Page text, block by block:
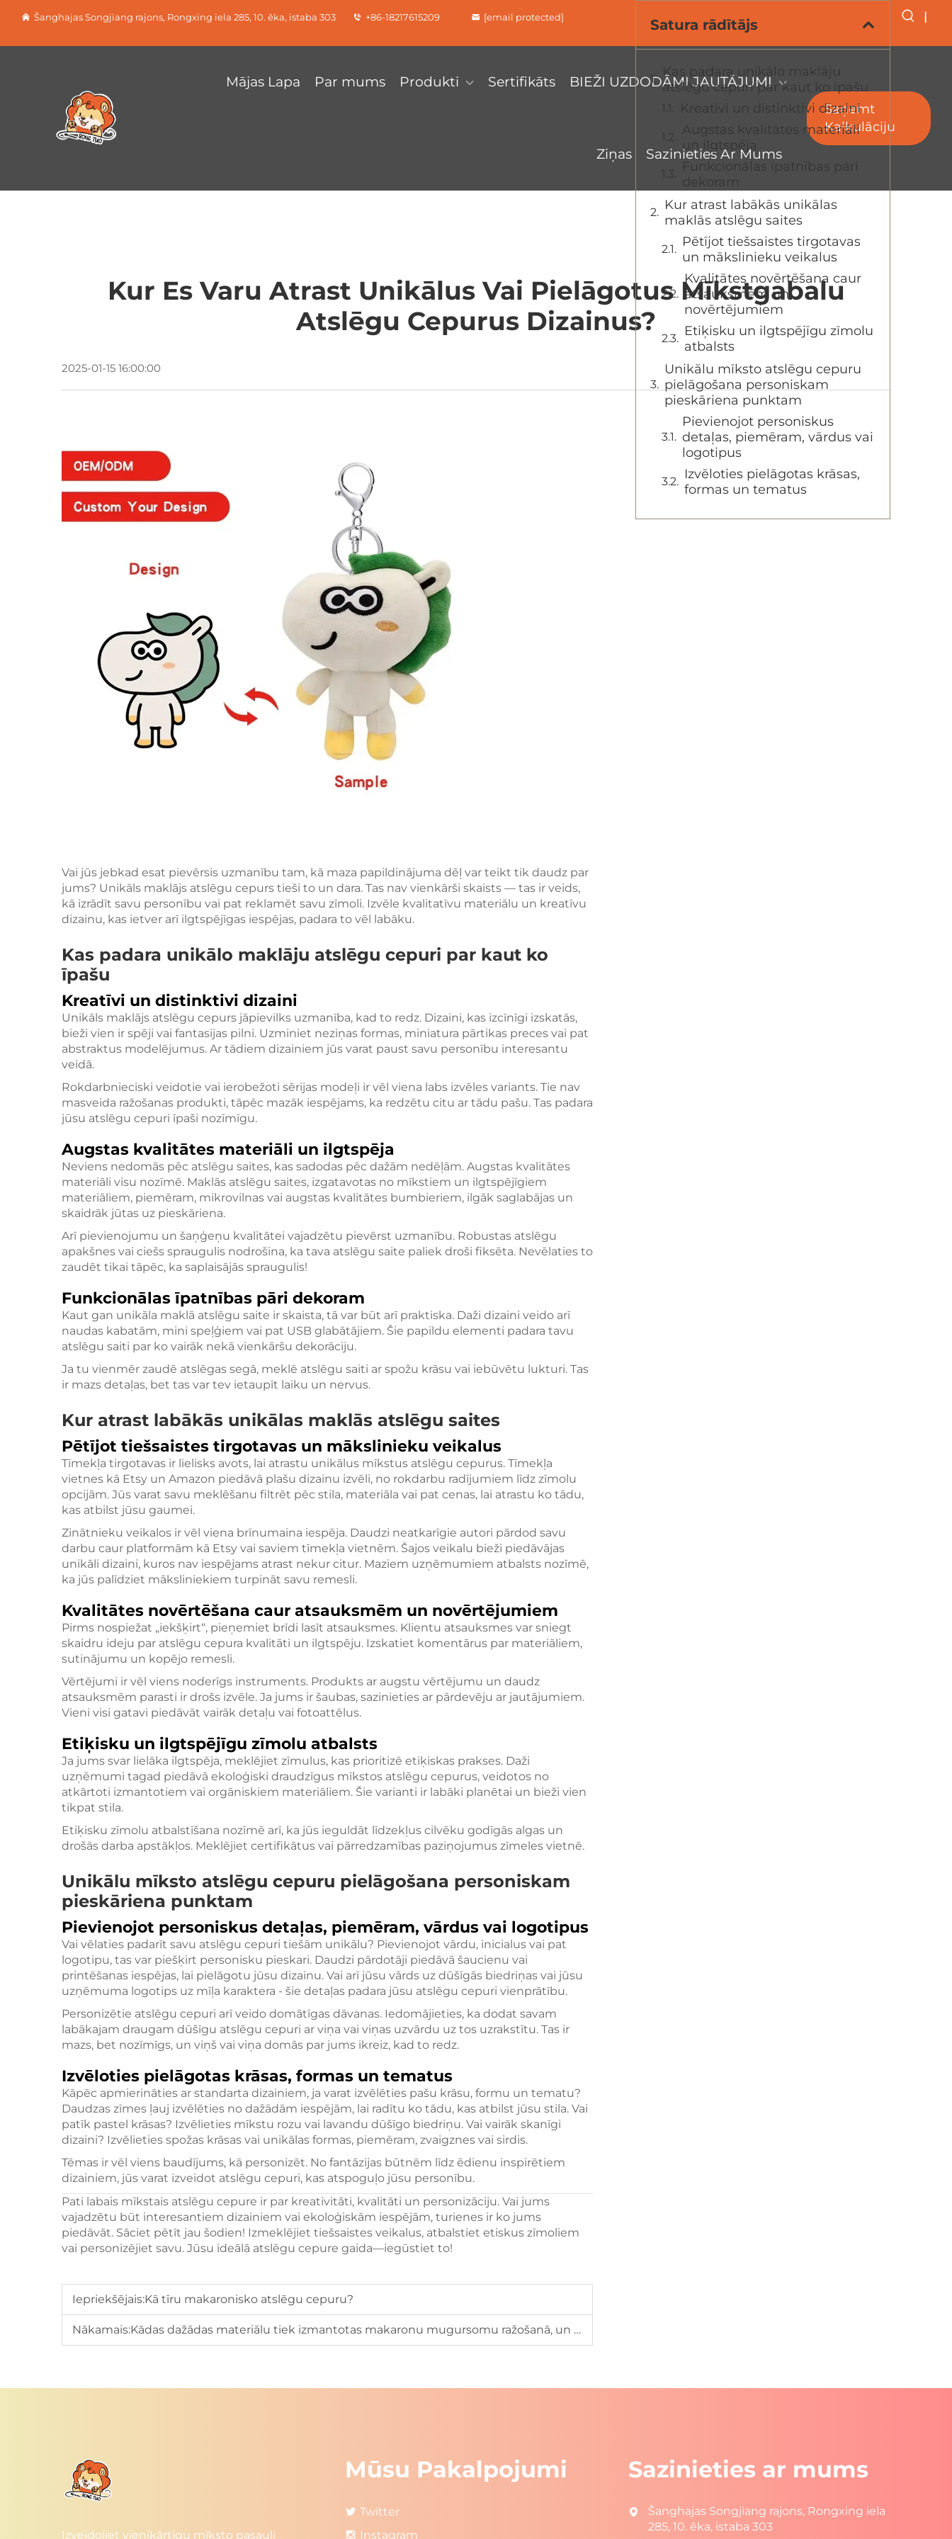
Šanghajas Songjiang rajons, Rongxing iela 285, 10. ēka, istaba 303 +86-18217615209 [email protected] |
Mājas Lapa Par mums Produkti Sertifikāts BIEŽI UZDODĀMI JAUTĀJUMI
Ziņas Sazinieties Ar Mums
Saņemt
Kalkulāciju
Kur Es Varu Atrast Unikālus Vai Pielāgotus Mīkstgabalu
Atslēgu Cepurus Dizainus?
2025-01-15 16:00:00
Vai jūs jebkad esat pievērsis uzmanību tam, kā maza papildinājuma dēļ var teikt tik daudz par
jums? Unikāls maklājs atslēgu cepurs tieši to un dara. Tas nav vienkārši skaists — tas ir veids,
kā izrādīt savu personību vai pat reklamēt savu zīmoli. Izvēle kvalitatīvu materiālu un kreatīvu
dizainu, kas ietver arī ilgtspējīgas iespējas, padara to vēl labāku.
Kas padara unikālo maklāju atslēgu cepuri par kaut ko
īpašu
Kreatīvi un distinktivi dizaini
Unikāls maklājs atslēgu cepurs jāpievilks uzmanība, kad to redz. Dizaini, kas izcīnīgi izskatās,
bieži vien ir spēji vai fantasijas pilni. Uzminiet neziņas formas, miniatura pārtikas preces vai pat
abstraktus modelējumus. Ar tādiem dizainiem jūs varat paust savu personību interesantu
veidā.
Rokdarbnieciski veidotie vai ierobežoti sērijas modeļi ir vēl viena labs izvēles variants. Tie nav
masveida ražošanas produkti, tāpēc mazāk iespējams, ka redzētu citu ar tādu pašu. Tas padara
jūsu atslēgu cepuri īpaši nozīmīgu.
Augstas kvalitātes materiāli un ilgtspēja
Neviens nedomās pēc atslēgu saites, kas sadodas pēc dažām nedēļām. Augstas kvalitātes
materiāli visu nozīmē. Maklās atslēgu saites, izgatavotas no mīkstiem un ilgtspējīgiem
materiāliem, piemēram, mikrovilnas vai augstas kvalitātes bumbieriem, ilgāk saglabājas un
skaidrāk jūtas uz pieskāriena.
Arī pievienojumu un šaņģeņu kvalitātei vajadzētu pievērst uzmanību. Robustas atslēgu
apakšnes vai ciešs spraugulis nodrošina, ka tava atslēgu saite paliek droši fiksēta. Nevēlaties to
zaudēt tikai tāpēc, ka saplaisājās spraugulis!
Funkcionālas īpatnības pāri dekoram
Kaut gan unikāla maklā atslēgu saite ir skaista, tā var būt arī praktiska. Daži dizaini veido arī
naudas kabatām, mini speļģiem vai pat USB glabātājiem. Šie papildu elementi padara tavu
atslēgu saiti par ko vairāk nekā vienkāršu dekorāciju.
Ja tu vienmēr zaudē atslēgas segā, meklē atslēgu saiti ar spožu krāsu vai iebūvētu lukturi. Tas
ir mazs detaļas, bet tas var tev ietaupīt laiku un nervus.
Kur atrast labākās unikālas maklās atslēgu saites
Pētījot tiešsaistes tirgotavas un mākslinieku veikalus
Tīmekļa tirgotavas ir lielisks avots, lai atrastu unikālus mīkstus atslēgu cepurus. Tīmekļa
vietnes kā Etsy un Amazon piedāvā plašu dizainu izvēli, no rokdarbu radījumiem līdz zīmolu
opcijām. Jūs varat savu meklēšanu filtrēt pēc stila, materiāla vai pat cenas, lai atrastu ko tādu,
kas atbilst jūsu gaumei.
Zinātnieku veikalos ir vēl viena brīnumaina iespēja. Daudzi neatkarīgie autori pārdod savu
darbu caur platformām kā Etsy vai saviem tīmekļa vietnēm. Šajos veikalu bieži piedāvājas
unikāli dizaini, kuros nav iespējams atrast nekur citur. Maziem uzņēmumiem atbalsts nozīmē,
ka jūs palīdziet māksliniekiem turpināt savu remesli.
Kvalitātes novērtēšana caur atsauksmēm un novērtējumiem
Pirms nospiežat „iekšķirt“, pieņemiet brīdi lasīt atsauksmes. Klientu atsauksmes var sniegt
skaidru ideju par atslēgu cepura kvalitāti un ilgtspēju. Izskatiet komentārus par materiāliem,
sutinājumu un kopējo remesli.
Vērtējumi ir vēl viens noderīgs instruments. Produkts ar augstu vērtējumu un daudz
atsauksmēm parasti ir drošs izvēle. Ja jums ir šaubas, sazinieties ar pārdevēju ar jautājumiem.
Vieni visi gatavi piedāvāt vairāk detaļu vai fotoattēlus.
Etiķisku un ilgtspējīgu zīmolu atbalsts
Ja jums svar lielāka ilgtspēja, meklējiet zīmulus, kas prioritizē etiķiskas prakses. Daži
uzņēmumi tagad piedāvā ekoloģiski draudzīgus mīkstos atslēgu cepurus, veidotos no
atkārtoti izmantotiem vai orgāniskiem materiāliem. Šie varianti ir labāki planētai un bieži vien
tikpat stila.
Etiķisku zīmolu atbalstīšana nozīmē arī, ka jūs ieguldāt līdzekļus cilvēku godīgās algas un
drošās darba apstākļos. Meklējiet certifikātus vai pārredzamības paziņojumus zīmeles vietnē.
Unikālu mīksto atslēgu cepuru pielāgošana personiskam
pieskāriena punktam
Pievienojot personiskus detaļas, piemēram, vārdus vai logotipus
Vai vēlaties padarīt savu atslēgu cepuri tiešām unikālu? Pievienojot vārdu, inicialus vai pat
logotipu, tas var piešķirt personisku pieskari. Daudzi pārdotāji piedāvā šaucienu vai
printēšanas iespējas, lai pielāgotu jūsu dizainu. Vai arī jūsu vārds uz dūšīgās biedriņas vai jūsu
uzņēmuma logotips uz mīļa karaktera - šie detaļas padara jūsu atslēgu cepuri vienprātību.
Personizētie atslēgu cepuri arī veido domātīgas dāvanas. Iedomājieties, ka dodat savam
labākajam draugam dūšīgu atslēgu cepuri ar viņa vai viņas uzvārdu uz tos uzrakstītu. Tas ir
mazs, bet nozīmīgs, un viņš vai viņa domās par jums ikreiz, kad to redz.
Izvēloties pielāgotas krāsas, formas un tematus
Kāpēc apmierināties ar standarta dizainiem, ja varat izvēlēties pašu krāsu, formu un tematu?
Daudzas zīmes ļauj izvēlēties no dažādām iespējām, lai radītu ko tādu, kas atbilst jūsu stila. Vai
patīk pastel krāsas? Izvēlieties mīkstu rozu vai lavandu dūšīgo biedriņu. Vai vairāk skanīgi
dizaini? Izvēlieties spožas krāsas vai unikālas formas, piemēram, zvaigznes vai sirdis.
Tēmas ir vēl viens baudījums, kā personizēt. No fantāzijas būtnēm līdz ēdienu inspirētiem
dizainiem, jūs varat izveidot atslēgu cepuri, kas atspoguļo jūsu personību.
Pati labais mīkstais atslēgu cepure ir par kreativitāti, kvalitāti un personizāciju. Vai jums
vajadzētu būt interesantiem dizainiem vai ekoloģiskām iespējām, turienes ir ko jums
piedāvāt. Sāciet pētīt jau šodien! Izmeklējiet tiešsaistes veikalus, atbalstiet etiskus zīmoliem
vai personizējiet savu. Jūsu ideālā atslēgu cepure gaida—iegūstiet to!
Iepriekšējais:Kā tīru makaronisko atslēgu cepuru?
Nākamais:Kādas dažādas materiālu tiek izmantotas makaronu mugursomu ražošanā, un kā tās ietekmē ilgtspēju un komfortu?
Satura rādītājs
Kas padara unikālo maklāju
atslēgu cepuri par kaut ko īpašu
Kreatīvi un distinktivi dizaini
Augstas kvalitātes materiāli
un ilgtspēja
Funkcionālas īpatnības pāri
dekoram
Kur atrast labākās unikālas
maklās atslēgu saites
Pētījot tiešsaistes tirgotavas
un mākslinieku veikalus
Kvalitātes novērtēšana caur
atsauksmēm un
novērtējumiem
Etiķisku un ilgtspējīgu zīmolu
atbalsts
Unikālu mīksto atslēgu cepuru
pielāgošana personiskam
pieskāriena punktam
Pievienojot personiskus
detaļas, piemēram, vārdus vai
logotipus
Izvēloties pielāgotas krāsas,
formas un tematus
Izveidojiet vienikārtīgu mīksto pasauli
Mūsu Pakalpojumi
Twitter
Instagram
Sazinieties ar mums
Šanghajas Songjiang rajons, Rongxing iela
285, 10. ēka, istaba 303